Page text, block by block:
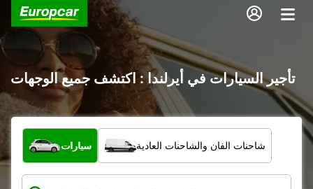
تأجير السيارات في أيرلندا : اكتشف جميع الوجهات
ما نوع المركبة؟
سيارات شاحنات الفان والشاحنات العادية